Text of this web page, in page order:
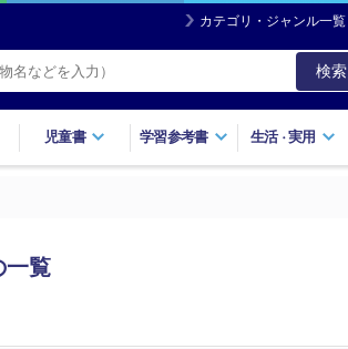
カテゴリ・ジャンル一覧
検索
児童書 学習参考書 生活・実用
一覧